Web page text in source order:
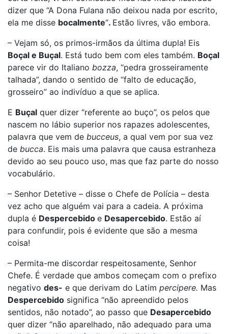
dizer que “A Dona Fulana não deixou nada por escrito,
ela me disse bocalmente“. Estão livres, vão embora.
– Vejam só, os primos-irmãos da última dupla! Eis
Boçal e Buçal. Está tudo bem com eles também. Boçal
parece vir do Italiano bozza, “pedra grosseiramente
talhada”, dando o sentido de “falto de educação,
grosseiro” ao indivíduo a que se aplica.
E Buçal quer dizer “referente ao buço”, os pelos que
nascem no lábio superior nos rapazes adolescentes,
palavra que vem de bucceus, a qual vem por sua vez
de bucca. Eis mais uma palavra que causa estranheza
devido ao seu pouco uso, mas que faz parte do nosso
vocabulário.
– Senhor Detetive – disse o Chefe de Polícia – desta
vez acho que alguém vai para a cadeia. A próxima
dupla é Despercebido e Desapercebido. Estão aí
para confundir, pois é evidente que são a mesma
coisa!
– Permita-me discordar respeitosamente, Senhor
Chefe. É verdade que ambos começam com o prefixo
negativo des- e que derivam do Latim percipere. Mas
Despercebido significa “não apreendido pelos
sentidos, não notado”, ao passo que Desapercebido
quer dizer “não aparelhado, não adequado para uma